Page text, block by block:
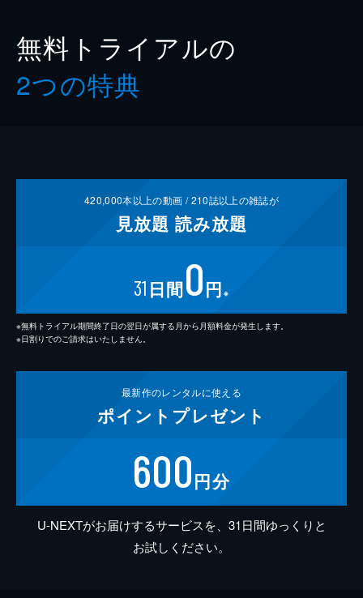
無料トライアルの
2つの特典
420,000本以上の動画 /210誌以上の雑誌が
見放題 読み放題
31 日間0円 ※
※無料トライアル期間終了日の翌日が属する月から月額料金が発生します。
※日割りでのご請求はいたしません。
最新作のレンタルに使える
ポイント プレゼント
600円分
U-NEXTがお届けするサービスを、31日間ゆっくりと
お試しください。